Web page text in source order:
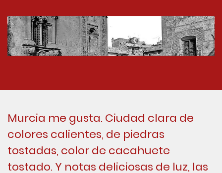
Murcia me gusta. Ciudad clara de
colores calientes, de piedras
tostadas, color de cacahuete
tostado. Y notas deliciosas de luz, las